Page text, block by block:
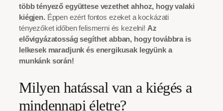
több tényező együttese vezethet ahhoz, hogy valaki
kiégjen. Éppen ezért fontos ezeket a kockázati
tényezőket időben felismerni és kezelni! Az
elővigyázatosság segíthet abban, hogy továbbra is
lelkesek maradjunk és energikusak legyünk a
munkánk során!
Milyen hatással van a kiégés a
mindennapi életre?